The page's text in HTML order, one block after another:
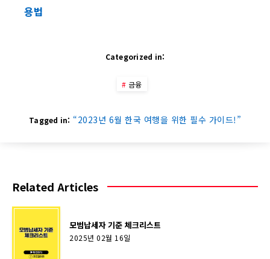
용법
Categorized in:
금융
Tagged in: “2023년 6월 한국 여행을 위한 필수 가이드!”
Related Articles
모범납세자 기준 체크리스트
2025년 02월 16일